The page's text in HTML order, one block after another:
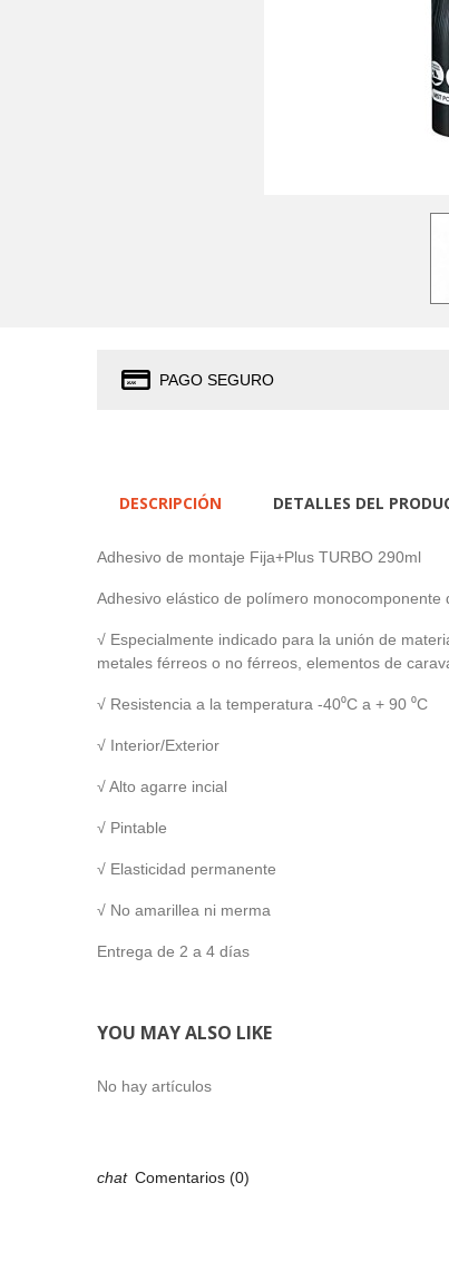
PAGO SEGURO
DESCRIPCIÓN DETALLES DEL
Adhesivo de montaje Fija+Plus TURBO 290ml
Adhesivo elástico de polímero monocomponente
√ Especialmente indicado para la unión de
metales férreos o no férreos, elementos de
√ Resistencia a la temperatura -40⁰C a + 90 ⁰C
√ Interior/Exterior
√ Alto agarre incial
√ Pintable
√ Elasticidad permanente
√ No amarillea ni merma
Entrega de 2 a 4 días
YOU MAY ALSO LIKE
No hay artículos
Comentarios (0)